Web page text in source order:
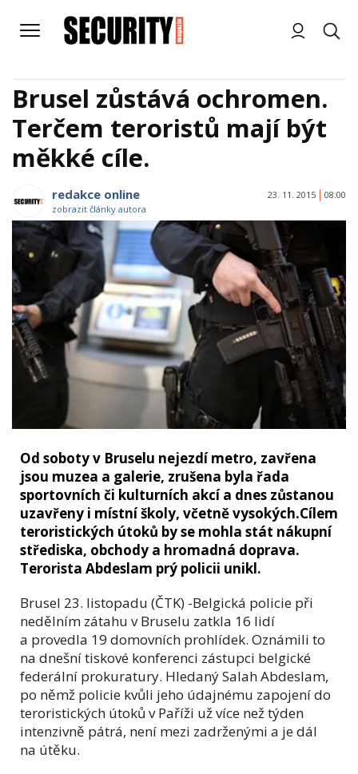
Brusel zůstává ochromen.
Terčem teroristů mají být
měkké cíle.
redakce online
zobrazit články autora
23. 11. 2015 08:00
Od soboty v Bruselu nejezdí metro, zavřena
jsou muzea a galerie, zrušena byla řada
sportovních či kulturních akcí a dnes zůstanou
uzavřeny i místní školy, včetně vysokých.Cílem
teroristických útoků by se mohla stát nákupní
střediska, obchody a hromadná doprava.
Terorista Abdeslam prý policii unikl.
Brusel 23. listopadu (ČTK) -Belgická policie při
nedělním zátahu v Bruselu zatkla 16 lidí
a provedla 19 domovních prohlídek. Oznámili to
na dnešní tiskové konferenci zástupci belgické
federální prokuratury. Hledaný Salah Abdeslam,
po němž policie kvůli jeho údajnému zapojení do
teroristických útoků v Paříži už více než týden
intenzivně pátrá, není mezi zadrženými a je dál
na útěku.